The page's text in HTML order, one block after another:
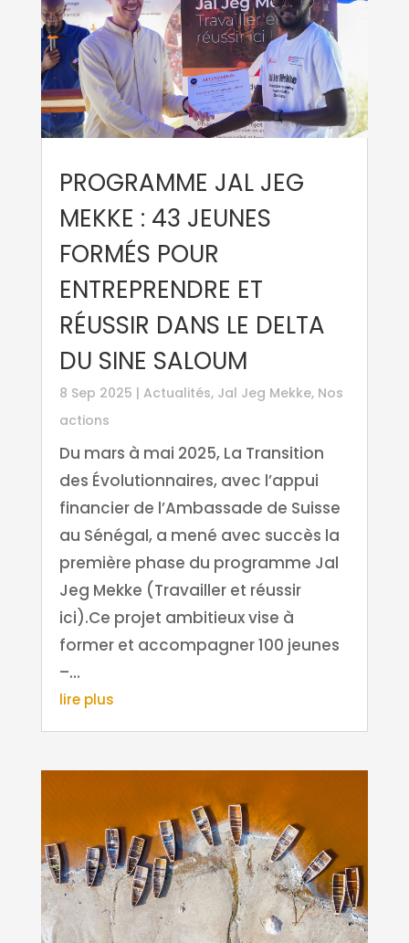
PROGRAMME JAL JEG
MEKKE : 43 JEUNES
FORMÉS POUR
ENTREPRENDRE ET
RÉUSSIR DANS LE DELTA
DU SINE SALOUM
8 Sep 2025 | Actualités, Jal Jeg Mekke, Nos
actions
Du mars à mai 2025, La Transition
des Évolutionnaires, avec l’appui
financier de l’Ambassade de Suisse
au Sénégal, a mené avec succès la
première phase du programme Jal
Jeg Mekke (Travailler et réussir
ici).Ce projet ambitieux vise à
former et accompagner 100 jeunes
–...
lire plus